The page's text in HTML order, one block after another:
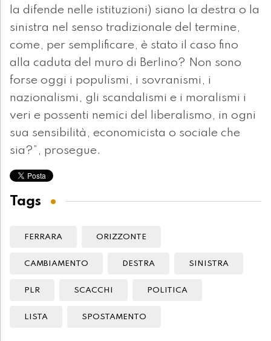
la difende nelle istituzioni) siano la destra o la
sinistra nel senso tradizionale del termine,
come, per semplificare, è stato il caso fino
alla caduta del muro di Berlino? Non sono
forse oggi i populismi, i sovranismi, i
nazionalismi, gli scandalismi e i moralismi i
veri e possenti nemici del liberalismo, in ogni
sua sensibilità, economicista o sociale che
sia?”, prosegue.
Tags
FERRARA ORIZZONTE
CAMBIAMENTO DESTRA SINISTRA
PLR SCACCHI POLITICA
LISTA SPOSTAMENTO